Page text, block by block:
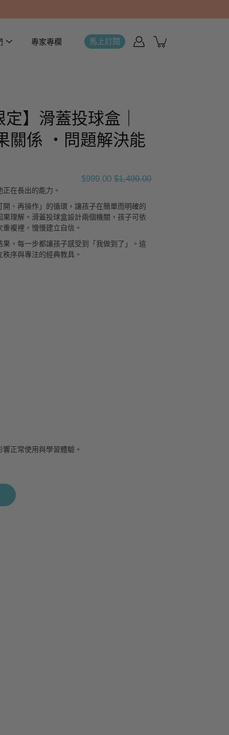
專家專欄 馬上訂閱
】滑蓋投球盒｜
關係 ・問題解決能
$999.00 $1,499.00
在長出的能力。
、再操作」的循環，讓孩子在簡單而明確的
理解。滑蓋投球盒設計兩個機關，孩子可依
複裡，慢慢建立自信。
，每一步都讓孩子感受到「我做到了」。這
序與專注的經典教具。
正常使用與學習體驗。